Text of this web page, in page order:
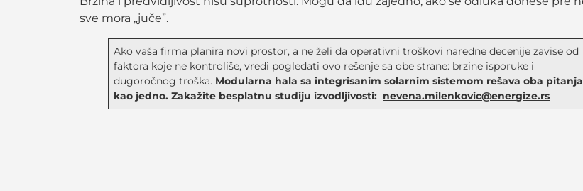
sve mora „juče”.
Ako vaša firma planira novi prostor, a ne želi da operativni troškovi naredne decenije zavise od
faktora koje ne kontroliše, vredi pogledati ovo rešenje sa obe strane: brzine isporuke i
dugoročnog troška. Modularna hala sa integrisanim solarnim sistemom rešava oba pitanja
kao jedno. Zakažite besplatnu studiju izvodljivosti: nevena.milenkovic@energize.rs